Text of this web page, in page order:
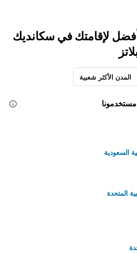
أفضل لإقامتك في سكانديك
المدن الأكثر شعبية
مستخدمونا
السعودية
المتحدة